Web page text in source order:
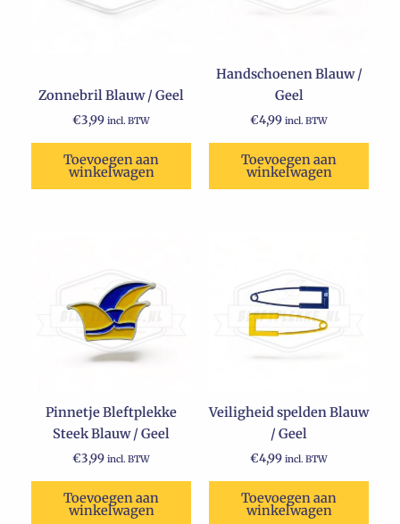
Zonnebril Blauw / Geel
€3,99 incl. BTW
Toevoegen aan
winkelwagen
Handschoenen Blauw /
Geel
€4,99 incl. BTW
Toevoegen aan
winkelwagen
Pinnetje Bleftplekke
Steek Blauw / Geel
€3,99 incl. BTW
Toevoegen aan
winkelwagen
Veiligheid spelden Blauw
/ Geel
€4,99 incl. BTW
Toevoegen aan
winkelwagen